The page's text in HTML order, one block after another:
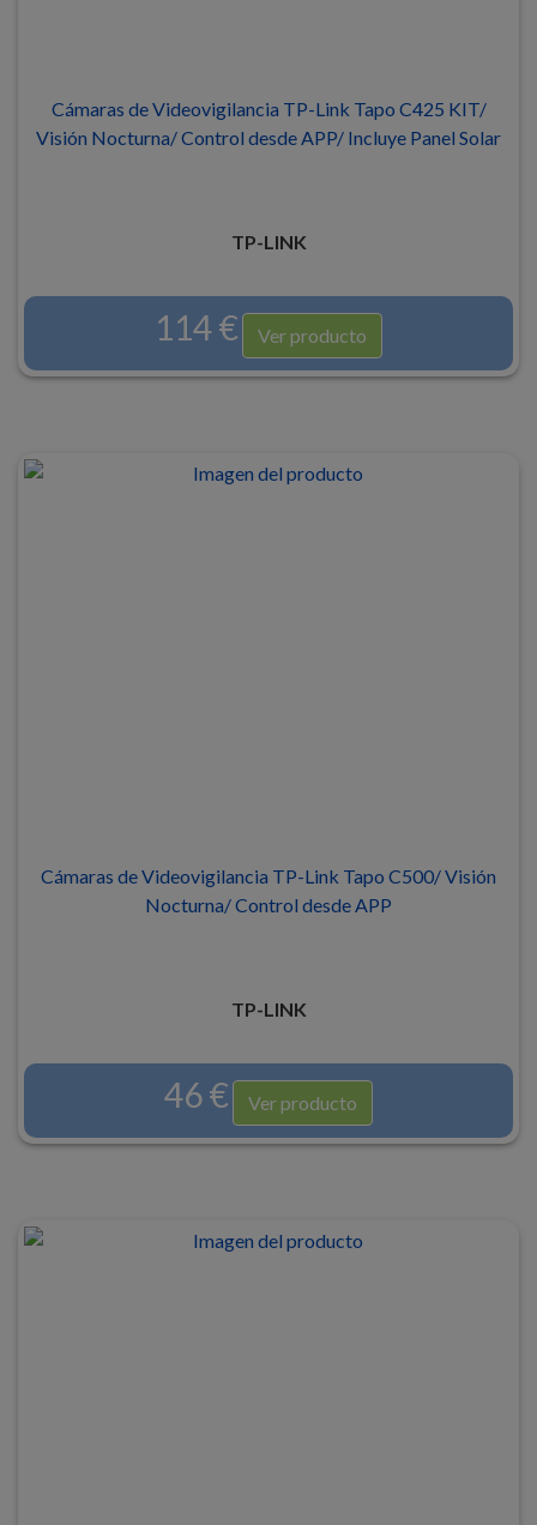
Cámaras de Videovigilancia TP-Link Tapo C425 KIT/
Visión Nocturna/ Control desde APP/ Incluye Panel Solar
TP-LINK
114 € Ver producto
Cámaras de Videovigilancia TP-Link Tapo C500/ Visión
Nocturna/ Control desde APP
TP-LINK
46 € Ver producto